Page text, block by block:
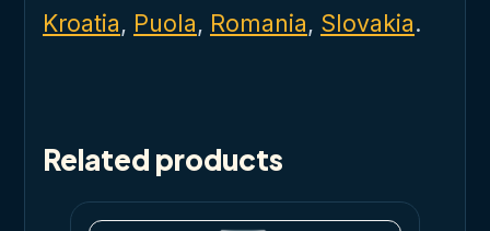
Kroatia, Puola, Romania, Slovakia.
Related products